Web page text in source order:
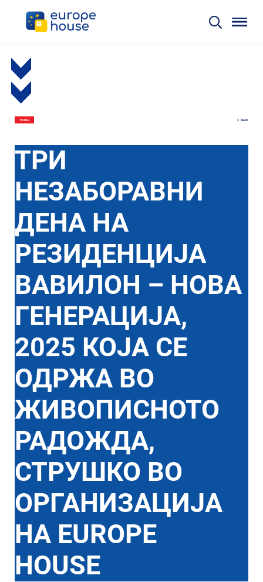
19 МАЈ BACK
ТРИ
НЕЗАБОРАВНИ
ДЕНА НА
РЕЗИДЕНЦИЈА
ВАВИЛОН – НОВА
ГЕНЕРАЦИЈА,
2025 КОЈА СЕ
ОДРЖА ВО
ЖИВОПИСНОТО
РАДОЖДА,
СТРУШКО ВО
ОРГАНИЗАЦИЈА
НА EUROPE
HOUSE